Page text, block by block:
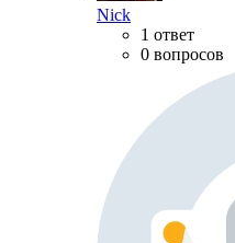
Nick
1 ответ
0 вопросов